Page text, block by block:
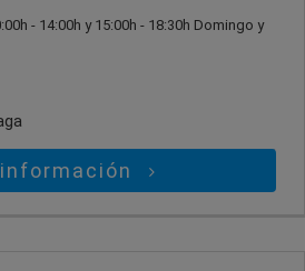
- 14:00h y 15:00h - 18:30h Domingo y